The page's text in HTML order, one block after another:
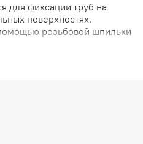
для фиксации труб на
поверхностях.
резьбовой шпильки
и горячем
о комплекте поставки,
стране производства
доступных сведениях от